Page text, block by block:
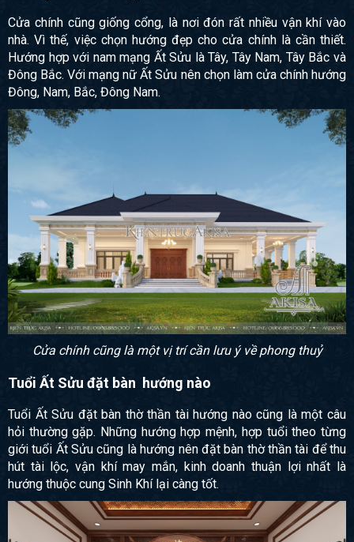
Cửa chính cũng giống cổng, là nơi đón rất nhiều vận khí vào
nhà. Vì thế, việc chọn hướng đẹp cho cửa chính là cần thiết.
Hướng hợp với nam mạng Ất Sửu là Tây, Tây Nam, Tây Bắc và
Đông Bắc. Với mạng nữ Ất Sửu nên chọn làm cửa chính hướng
Đông, Nam, Bắc, Đông Nam.
Cửa chính cũng là một vị trí cần lưu ý về phong thuỷ
Tuổi Ất Sửu đặt bàn hướng nào
Tuổi Ất Sửu đặt bàn thờ thần tài hướng nào cũng là một câu
hỏi thường gặp. Những hướng hợp mệnh, hợp tuổi theo từng
giới tuổi Ất Sửu cũng là hướng nên đặt bàn thờ thần tài để thu
hút tài lộc, vận khí may mắn, kinh doanh thuận lợi nhất là
hướng thuộc cung Sinh Khí lại càng tốt.